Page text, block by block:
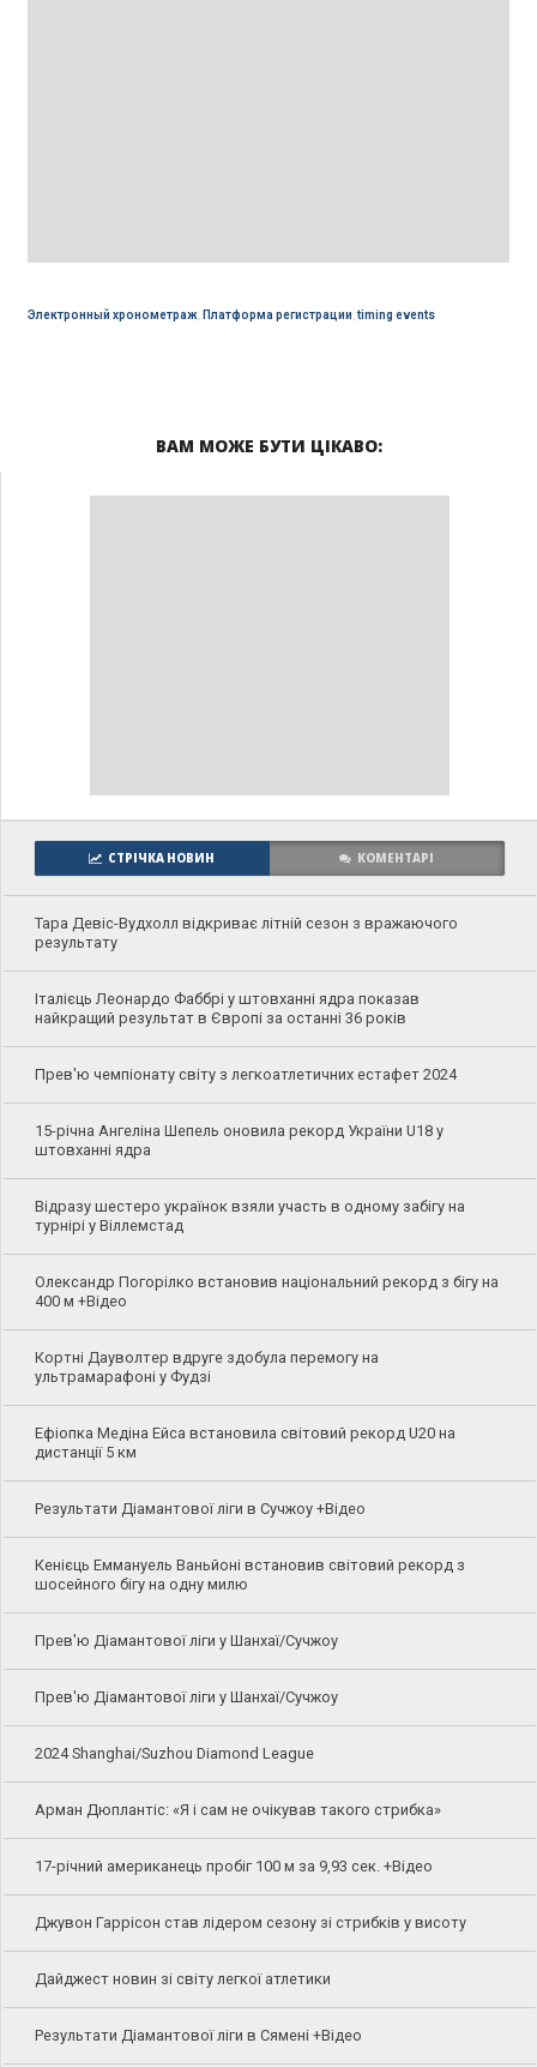
Электронный хронометраж, Платформа регистрации timing events
ВАМ МОЖЕ БУТИ ЦІКАВО:
СТРІЧКА НОВИН КОМЕНТАРІ
Тара Девіс-Вудхолл відкриває літній сезон з вражаючого
результату
Італієць Леонардо Фаббрі у штовханні ядра показав
найкращий результат в Європі за останні 36 років
Прев'ю чемпіонату світу з легкоатлетичних естафет 2024
15-річна Ангеліна Шепель оновила рекорд України U18 у
штовханні ядра
Відразу шестеро українок взяли участь в одному забігу на
турнірі у Віллемстад
Олександр Погорілко встановив національний рекорд з бігу на
400 м +Відео
Кортні Дауволтер вдруге здобула перемогу на
ультрамарафоні у Фудзі
Ефіопка Медіна Ейса встановила світовий рекорд U20 на
дистанції 5 км
Результати Діамантової ліги в Сучжоу +Відео
Кенієць Еммануель Ваньйоні встановив світовий рекорд з
шосейного бігу на одну милю
Прев'ю Діамантової ліги у Шанхаї/Сучжоу
Прев'ю Діамантової ліги у Шанхаї/Сучжоу
2024 Shanghai/Suzhou Diamond League
Арман Дюплантіс: «Я і сам не очікував такого стрибка»
17-річний американець пробіг 100 м за 9,93 сек. +Відео
Джувон Гаррісон став лідером сезону зі стрибків у висоту
Дайджест новин зі світу легкої атлетики
Результати Діамантової ліги в Сямені +Відео